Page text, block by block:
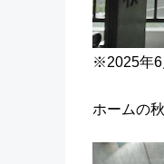
※2025年6
ホームの